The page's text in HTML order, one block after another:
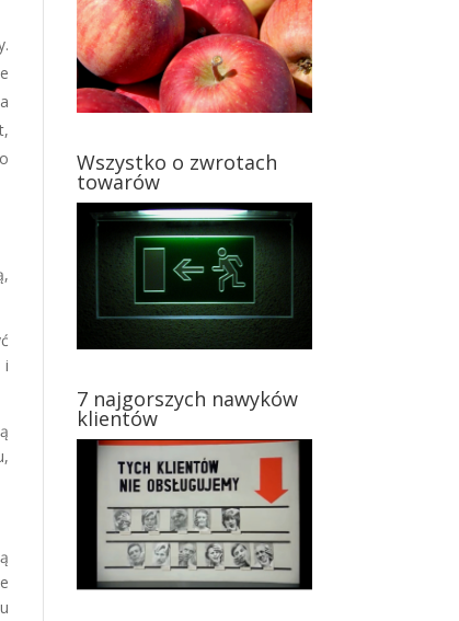
i
Wszystko o zwrotach
towarów
7 najgorszych nawyków
klientów